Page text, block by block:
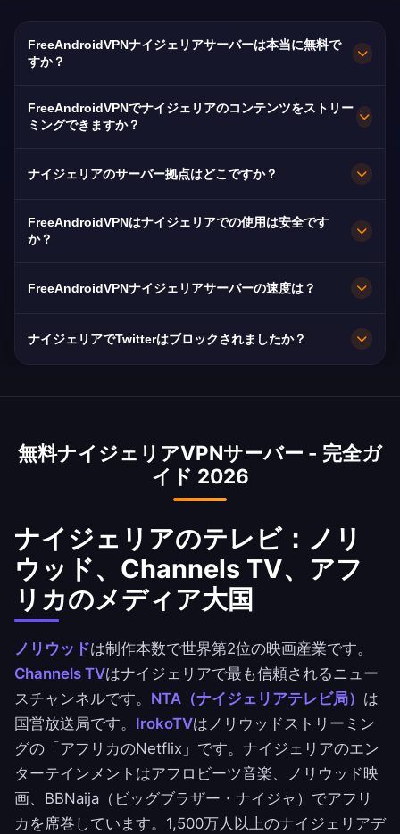
FreeAndroidVPNナイジェリアサーバーは本当に無料で
すか？
100%無料です。海外在住の1,500万人以上のナイ
FreeAndroidVPNでナイジェリアのコンテンツをストリー
ミングできますか？
スムーズなストリーミングに最適化されていま
ナイジェリアのサーバー拠点はどこですか？
FreeAndroidVPNはナイジェリア全土のラゴス、
アブジャ、ポートハーコートに複数の高速サーバ
度のための10Gbps接続を搭載。お住まいの場所
にアプリでお好みのナイジェリアの都市を選択で
FreeAndroidVPNはナイジェリアでの使用は安全です
か？
もちろんです。AES-256暗号化とノーログ。ナイ
ジェリアの定期的なソーシャルメディア制限を考
FreeAndroidVPNナイジェリアサーバーの速度は？
MTN、Glo、Airtelで25 Mbpsで、新しい海底ケ
ナイジェリアでTwitterはブロックされましたか？
禁止しました。これはVPNアクセスの重要性を示
アブロックを即座にバイパスし、ナイジェリア人
の接続を維持します。
無料ナイジェリアVPNサーバー - 完全ガ
イド 2026
ナイジェリアのテレビ：ノリ
ウッド、Channels TV、アフ
リカのメディア大国
ノリウッドは制作本数で世界第2位の映画産業です。
Channels TVはナイジェリアで最も信頼されるニュー
スチャンネルです。 NTA（ナイジェリアテレビ局） は
国営放送局です。 IrokoTVはノリウッドストリーミン
グの「アフリカのNetflix」です。ナイジェリアのエン
ターテインメントはアフロビーツ音楽、ノリウッド映
画、BBNaija（ビッグブラザー・ナイジャ）でアフリ
カを席巻しています。1,500万人以上のナイジェリアデ